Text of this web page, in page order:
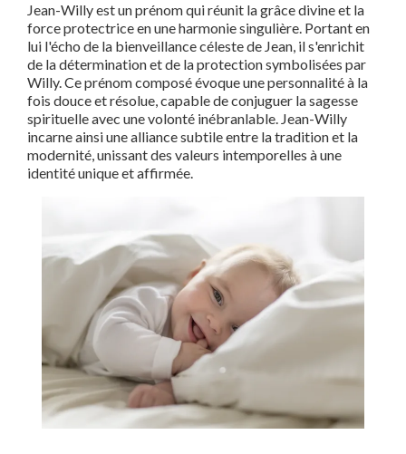
Jean-Willy est un prénom qui réunit la grâce divine et la
force protectrice en une harmonie singulière. Portant en
lui l'écho de la bienveillance céleste de Jean, il s'enrichit
de la détermination et de la protection symbolisées par
Willy. Ce prénom composé évoque une personnalité à la
fois douce et résolue, capable de conjuguer la sagesse
spirituelle avec une volonté inébranlable. Jean-Willy
incarne ainsi une alliance subtile entre la tradition et la
modernité, unissant des valeurs intemporelles à une
identité unique et affirmée.